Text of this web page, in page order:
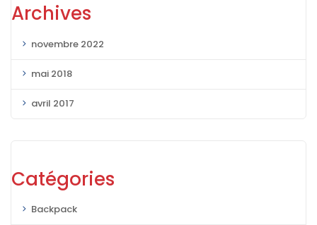
Archives
novembre 2022
mai 2018
avril 2017
Catégories
Backpack